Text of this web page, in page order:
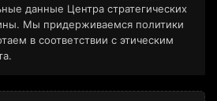
данные Центра стратегических
Мы придерживаемся политики
в соответствии с этическим